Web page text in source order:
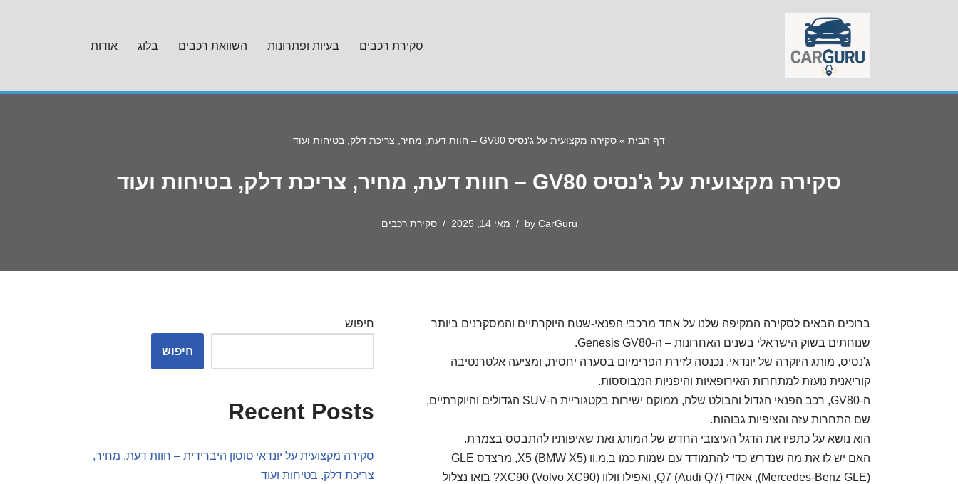
סקירת רכבים בעיות ופתרונות השוואת רכבים בלוג אודות
דף הבית » סקירה מקצועית על ג'נסיס GV80 – חוות דעת, מחיר, צריכת דלק, בטיחות ועוד
סקירה מקצועית על ג'נסיס GV80 – חוות דעת, מחיר, צריכת דלק, בטיחות ועוד
by CarGuru מאי 14, 2025 סקירת רכבים
ברוכים הבאים לסקירה המקיפה שלנו על אחד מרכבי הפנאי-שטח היוקרתיים והמסקרנים ביותר
שנוחתים בשוק הישראלי בשנים האחרונות – ה-Genesis GV80.
ג'נסיס, מותג היוקרה של יונדאי, נכנסה לזירת הפרימיום בסערה יחסית, ומציעה אלטרנטיבה
קוריאנית נועזת למתחרות האירופאיות והיפניות המבוססות.
ה-GV80, רכב הפנאי הגדול והבולט שלה, ממוקם ישירות בקטגוריית ה-SUV הגדולים והיוקרתיים,
שם התחרות עזה והציפיות גבוהות.
הוא נושא על כתפיו את הדגל העיצובי החדש של המותג ואת שאיפותיו להתבסס בצמרת.
האם יש לו את מה שנדרש כדי להתמודד עם שמות כמו ב.מ.וו X5 (BMW X5), מרצדס GLE
(Mercedes-Benz GLE), אאודי Q7 (Audi Q7), ואפילו וולוו XC90 (Volvo XC90)? בואו נצלול
חיפוש
חיפוש
Recent Posts
סקירה מקצועית על יונדאי טוסון היברידית – חוות דעת, מחיר,
צריכת דלק, בטיחות ועוד